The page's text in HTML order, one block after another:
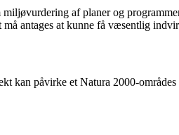
af planer og
antages at kunne få væsentlig
kan påvirke et Natura 2000-områdes